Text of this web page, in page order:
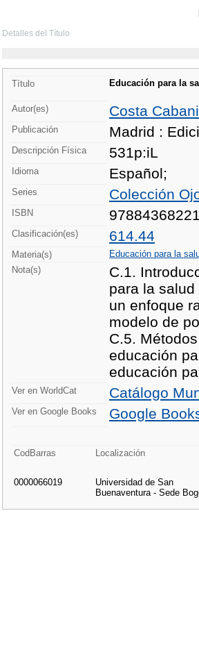
Detalles del Título
Título Educación para la
Autor(es) Costa
Publicación Madrid :
Descripción Física 531p:iL
Idioma Español;
Series Colección
ISBN
Clasificación(es) 614.44
Materia(s)
Educación para la
Nota(s)
C.1.
para la
un enfoque
modelo de
C.5.
educación
educación
Ver en WorldCat Catálogo
Ver en Google Books Google
CodBarras Localización
0000066019
Universidad de San
Buenaventura - Sede